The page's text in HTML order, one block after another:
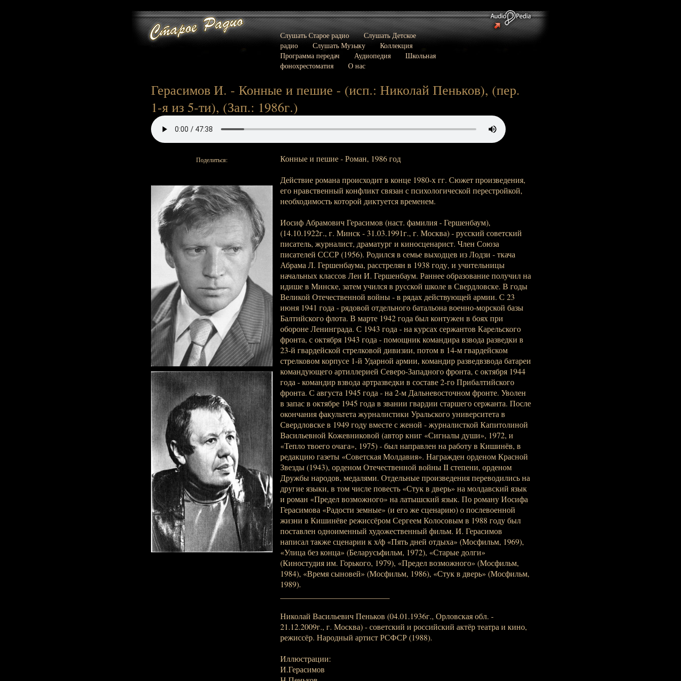
Слушать Старое радио
Слушать Детское
радио
Слушать Музыку
Коллекция
Программа передач
Аудиопедия
Школьная
фонохрестоматия
О нас
Герасимов И. - Конные и пешие - (исп.: Николай Пеньков), (пер.
1-я из 5-ти), (Зап.: 1986г.)
Поделиться:
Конные и пешие - Роман, 1986 год
Действие романа происходит в конце 1980-х гг. Сюжет произведения,
его нравственный конфликт связан с психологической перестройкой,
необходимость которой диктуется временем.
Иосиф Абрамович Герасимов (наст. фамилия - Гершенбаум),
(14.10.1922г., г. Минск - 31.03.1991г., г. Москва) - русский советский
писатель, журналист, драматург и киносценарист. Член Союза
писателей СССР (1956). Родился в семье выходцев из Лодзи - ткача
Абрама Л. Гершенбаума, расстрелян в 1938 году, и учительницы
начальных классов Леи И. Гершенбаум. Раннее образование получил на
идише в Минске, затем учился в русской школе в Свердловске. В годы
Великой Отечественной войны - в рядах действующей армии. С 23
июня 1941 года - рядовой отдельного батальона военно-морской базы
Балтийского флота. В марте 1942 года был контужен в боях при
обороне Ленинграда. С 1943 года - на курсах сержантов Карельского
фронта, с октября 1943 года - помощник командира взвода разведки в
23-й гвардейской стрелковой дивизии, потом в 14-м гвардейском
стрелковом корпусе 1-й Ударной армии, командир разведвзвода батареи
командующего артиллерией Северо-Западного фронта, с октября 1944
года - командир взвода артразведки в составе 2-го Прибалтийского
фронта. С августа 1945 года - на 2-м Дальневосточном фронте. Уволен
в запас в октябре 1945 года в звании гвардии старшего сержанта. После
окончания факультета журналистики Уральского университета в
Свердловске в 1949 году вместе с женой - журналисткой Капитолиной
Васильевной Кожевниковой (автор книг «Сигналы души», 1972, и
«Тепло твоего очага», 1975) - был направлен на работу в Кишинёв, в
редакцию газеты «Советская Молдавия». Награжден орденом Красной
Звезды (1943), орденом Отечественной войны II степени, орденом
Дружбы народов, медалями. Отдельные произведения переводились на
другие языки, в том числе повесть «Стук в дверь» на молдавский язык
и роман «Предел возможного» на латышский язык. По роману Иосифа
Герасимова «Радости земные» (и его же сценарию) о послевоенной
жизни в Кишинёве режиссёром Сергеем Колосовым в 1988 году был
поставлен одноименный художественный фильм. И. Герасимов
написал также сценарии к х/ф «Пять дней отдыха» (Мосфильм, 1969),
«Улица без конца» (Беларусьфильм, 1972), «Старые долги»
(Киностудия им. Горького, 1979), «Предел возможного» (Мосфильм,
1984), «Время сыновей» (Мосфильм, 1986), «Стук в дверь» (Мосфильм,
1989).
Николай Васильевич Пеньков (04.01.1936г., Орловская обл. -
21.12.2009г., г. Москва) - советский и российский актёр театра и кино,
режиссёр. Народный артист РСФСР (1988).
Иллюстрации:
И.Герасимов